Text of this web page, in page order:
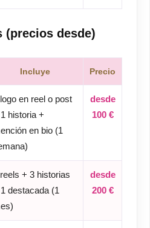
(precios desde)
Incluye Precio
en reel o post
historia +
en bio (1
desde
100 €
+ 3 historias
destacada (1
desde
200 €